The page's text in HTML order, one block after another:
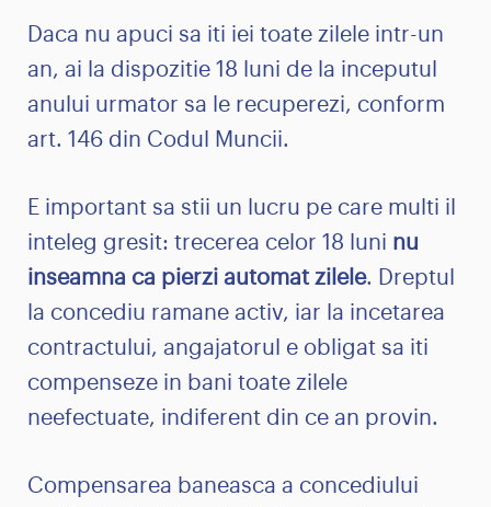
Daca nu apuci sa iti iei toate zilele intr-un
an, ai la dispozitie 18 luni de la inceputul
anului urmator sa le recuperezi, conform
art. 146 din Codul Muncii.
E important sa stii un lucru pe care multi il
inteleg gresit: trecerea celor 18 luni nu
inseamna ca pierzi automat zilele. Dreptul
la concediu ramane activ, iar la incetarea
contractului, angajatorul e obligat sa iti
compenseze in bani toate zilele
neefectuate, indiferent din ce an provin.
Compensarea baneasca a concediului